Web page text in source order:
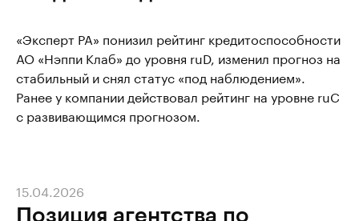
«Эксперт РА» понизил рейтинг кредитоспособности
АО «Нэппи Клаб» до уровня ruD, изменил прогноз на
стабильный и снял статус «под наблюдением».
Ранее у компании действовал рейтинг на уровне ruC
с развивающимся прогнозом.
Позиция агентства по
15.04.2026